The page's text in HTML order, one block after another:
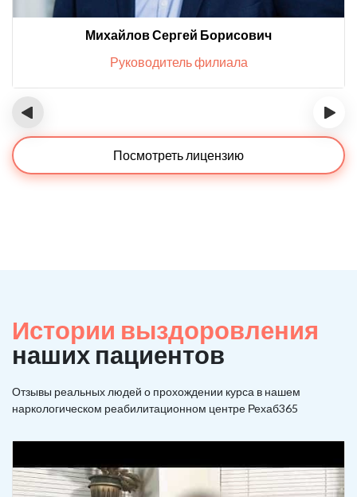
Михайлов Сергей Борисович
Руководитель филиала
‹ ›
Посмотреть лицензию
Истории выздоровления
наших пациентов
Отзывы реальных людей о прохождении курса в нашем
наркологическом реабилитационном центре Рехаб365